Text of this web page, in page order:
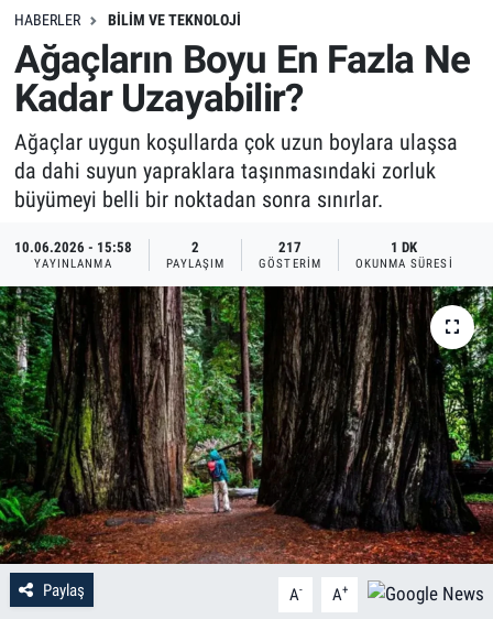
HABERLER BILIM VE TEKNOLOJI
Ağaçların Boyu En Fazla Ne
Kadar Uzayabilir?
Ağaçlar uygun koşullarda çok uzun boylara ulaşsa
da dahi suyun yapraklara taşınmasındaki zorluk
büyümeyi belli bir noktadan sonra sınırlar.
10.06.2026 - 15:58
YAYINLANMA
2
PAYLAŞIM
217
GÖSTERIM
1 DK
OKUNMA SÜRESI
Paylaş A- A+